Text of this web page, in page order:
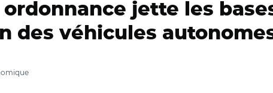
ordonnance jette les
des véhicules